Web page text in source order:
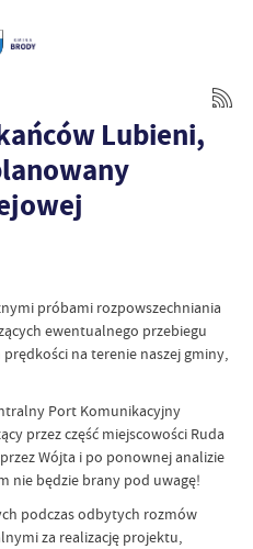
Lubieni,
próbami rozpowszechniania
ewentualnego przebiegu
na terenie naszej gminy,
Port Komunikacyjny
przez część miejscowości Ruda
Wójta i po ponownej analizie
nie będzie brany pod uwagę!
podczas odbytych rozmów
za realizację projektu,